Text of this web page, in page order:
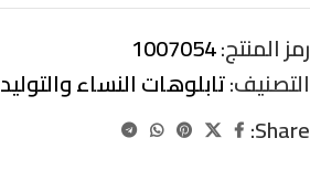
رمز المنتج:1007054
التصنيف:تابلوهات النساء والتوليد
Share: